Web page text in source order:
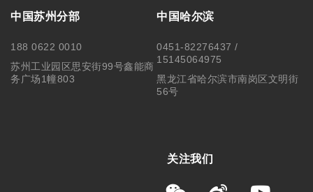
中国苏州分部
188 0622 0010
苏州工业园区思安街99号鑫能商
务广场1幢803
中国哈尔滨
0451-82276437 /
15145064975
黑龙江省哈尔滨市南岗区文明街
56号
关注我们